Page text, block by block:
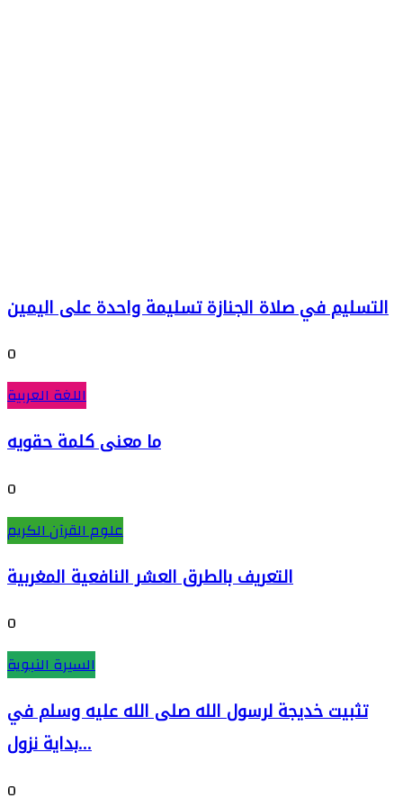
التسليم في صلاة الجنازة تسليمة واحدة على اليمين
0
اللغة العربية
ما معنى كلمة حقويه
0
علوم القرآن الكريم
التعريف بالطرق العشر النافعية المغربية
0
السيرة النبوية
تثبيت خديجة لرسول الله صلى الله عليه وسلم في
بداية نزول...
0